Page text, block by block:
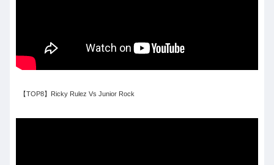
【TOP8】Ricky Rulez Vs Junior Rock